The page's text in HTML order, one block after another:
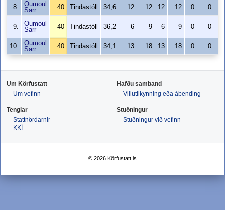
8.
Oumoul
Sarr
40 Tindastóll 34,6 12 12 12 12 0 0
9.
Oumoul
Sarr
40 Tindastóll 36,2 6 9 6 9 0 0
10.
Oumoul
Sarr
40 Tindastóll 34,1 13 18 13 18 0 0
Um Körfustatt
Um vefinn
Hafðu samband
Villutilkynning eða ábending
Tenglar
Stattnördarnir
KKÍ
Stuðningur
Stuðningur við vefinn
© 2026 Körfustatt.is